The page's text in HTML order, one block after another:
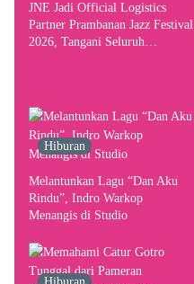
JNE Jadi Official Logistics
Partner Prambanan Jazz Festival
2026, Tangani Seluruh
Hiburan
Melantunkan Lagu “Dan Aku
Rindu”, Indro Warkop
Menangis di Studio